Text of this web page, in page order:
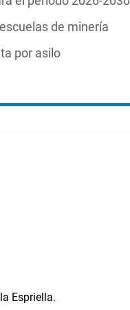
de minería
por asilo